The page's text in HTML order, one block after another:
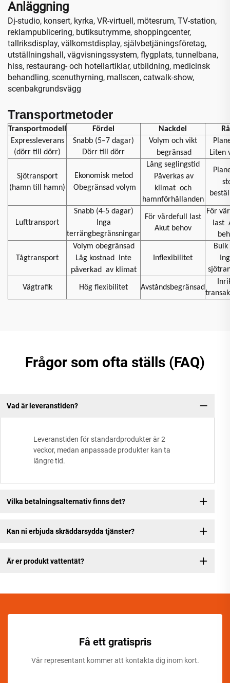
Anläggning
Dj-studio, konsert, kyrka, VR-virtuell, mötesrum, TV-station,
reklampublicering, butiksutrymme, shoppingcenter,
tallriksdisplay, välkomstdisplay, självbetjäningsföretag,
utställningshall, vägvisningssystem, flygplats, tunnelbana,
hiss, restaurang- och hotellartiklar, utbildning, medicinsk
behandling, scenuthyrning, mallscen, catwalk-show,
scenbakgrundsvägg
Transportmetoder
Transportmodell Fördel Nackdel
Expressleverans
(dörr till dörr)
Snabb (5–7 dagar)
Dörr till dörr
Volym och vikt
begränsad
Liten
Sjötransport
(hamn till hamn)
Ekonomisk metod
Obegränsad volym
Lång seglingstid
Påverkas av
klimat och
hamnförhållanden
Lufttransport
Snabb (4-5 dagar)
Inga
terrängbegränsningar
För värdefull last
Akut behov
För
last
Tågtransport
Volym obegränsad
Låg kostnad
Inte
påverkad
av klimat
Inflexibilitet
Vägtrafik Hög flexibilitet Avståndsbegränsad
Frågor som ofta ställs (FAQ)
Vad är leveranstiden?
Leveranstiden för standardprodukter är 2
veckor, medan anpassade produkter kan ta
längre tid.
Vilka betalningsalternativ finns det?
Kan ni erbjuda skräddarsydda tjänster?
Är er produkt vattentät?
Få ett gratispris
Vår representant kommer att kontakta dig inom kort.